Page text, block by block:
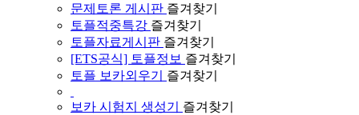
문제토론 게시판 즐겨찾기
토플적중특강 즐겨찾기
토플자료게시판 즐겨찾기
[ETS공식] 토플정보 즐겨찾기
토플 보카외우기
즐겨찾기
보카 시험지 생성기 즐겨찾기